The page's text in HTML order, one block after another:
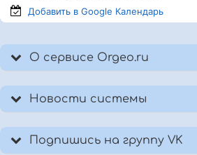
Добавить в Google Календарь
О сервисе Orgeo.ru
Новости системы
Подпишись на группу VK